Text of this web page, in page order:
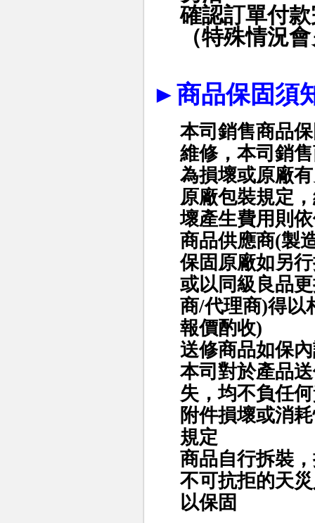
確認訂單付
（特殊情況
►商品保固須
本司銷售商品
維修，本司銷
為損壞或原廠
原廠包裝規定
壞產生費用則
商品供應商(製
保固原廠如另
或以同級良品
商/代理商)得以
報價酌收)
送修商品如保
本司對於產品
失，均不負任
附件損壞或消
規定
商品自行拆裝
不可抗拒的天
以保固